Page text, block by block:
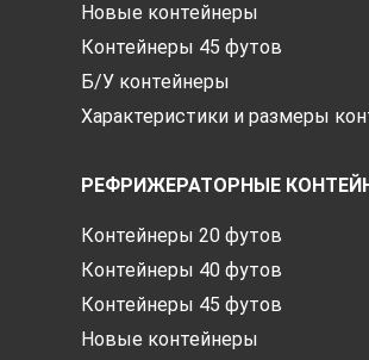
Новые контейнеры
Контейнеры 45 футов
Б/У контейнеры
Характеристики и размеры
РЕФРИЖЕРАТОРНЫЕ
Контейнеры 20 футов
Контейнеры 40 футов
Контейнеры 45 футов
Новые контейнеры